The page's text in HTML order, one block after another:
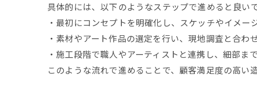
具体的には、以下のようなステップで進めると良いで
・最初にコンセプトを明確化し、スケッチやイメー
・素材やアート作品の選定を行い、現地調査と合わ
・施工段階で職人やアーティストと連携し、細部ま
このような流れで進めることで、顧客満足度の高い